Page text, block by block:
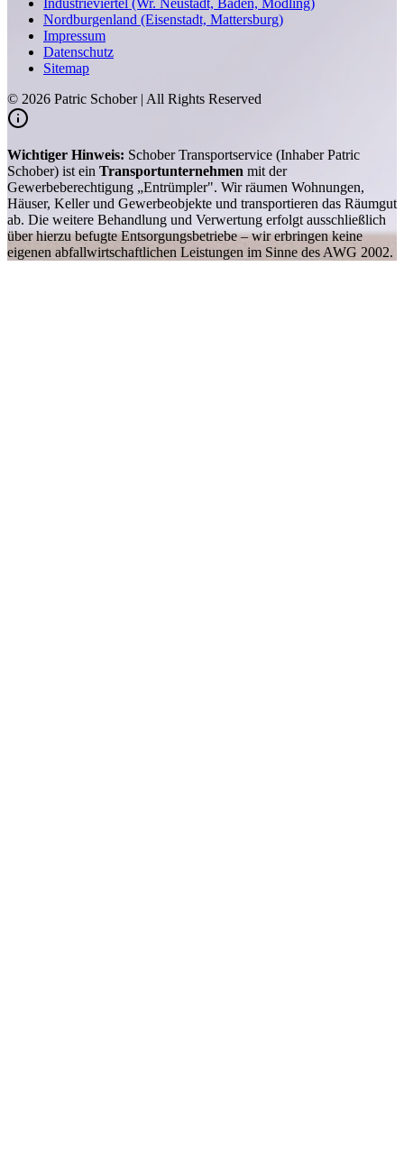
Industrieviertel (Wr. Neustadt, Baden, Mödling)
Nordburgenland (Eisenstadt, Mattersburg)
Impressum
Datenschutz
Sitemap
© 2026 Patric Schober | All Rights Reserved
Wichtiger Hinweis: Schober Transportservice (Inhaber Patric
Schober) ist ein Transportunternehmen mit der
Gewerbeberechtigung „Entrümpler". Wir räumen Wohnungen,
Häuser, Keller und Gewerbeobjekte und transportieren das Räumgut
ab. Die weitere Behandlung und Verwertung erfolgt ausschließlich
über hierzu befugte Entsorgungsbetriebe – wir erbringen keine
eigenen abfallwirtschaftlichen Leistungen im Sinne des AWG 2002.